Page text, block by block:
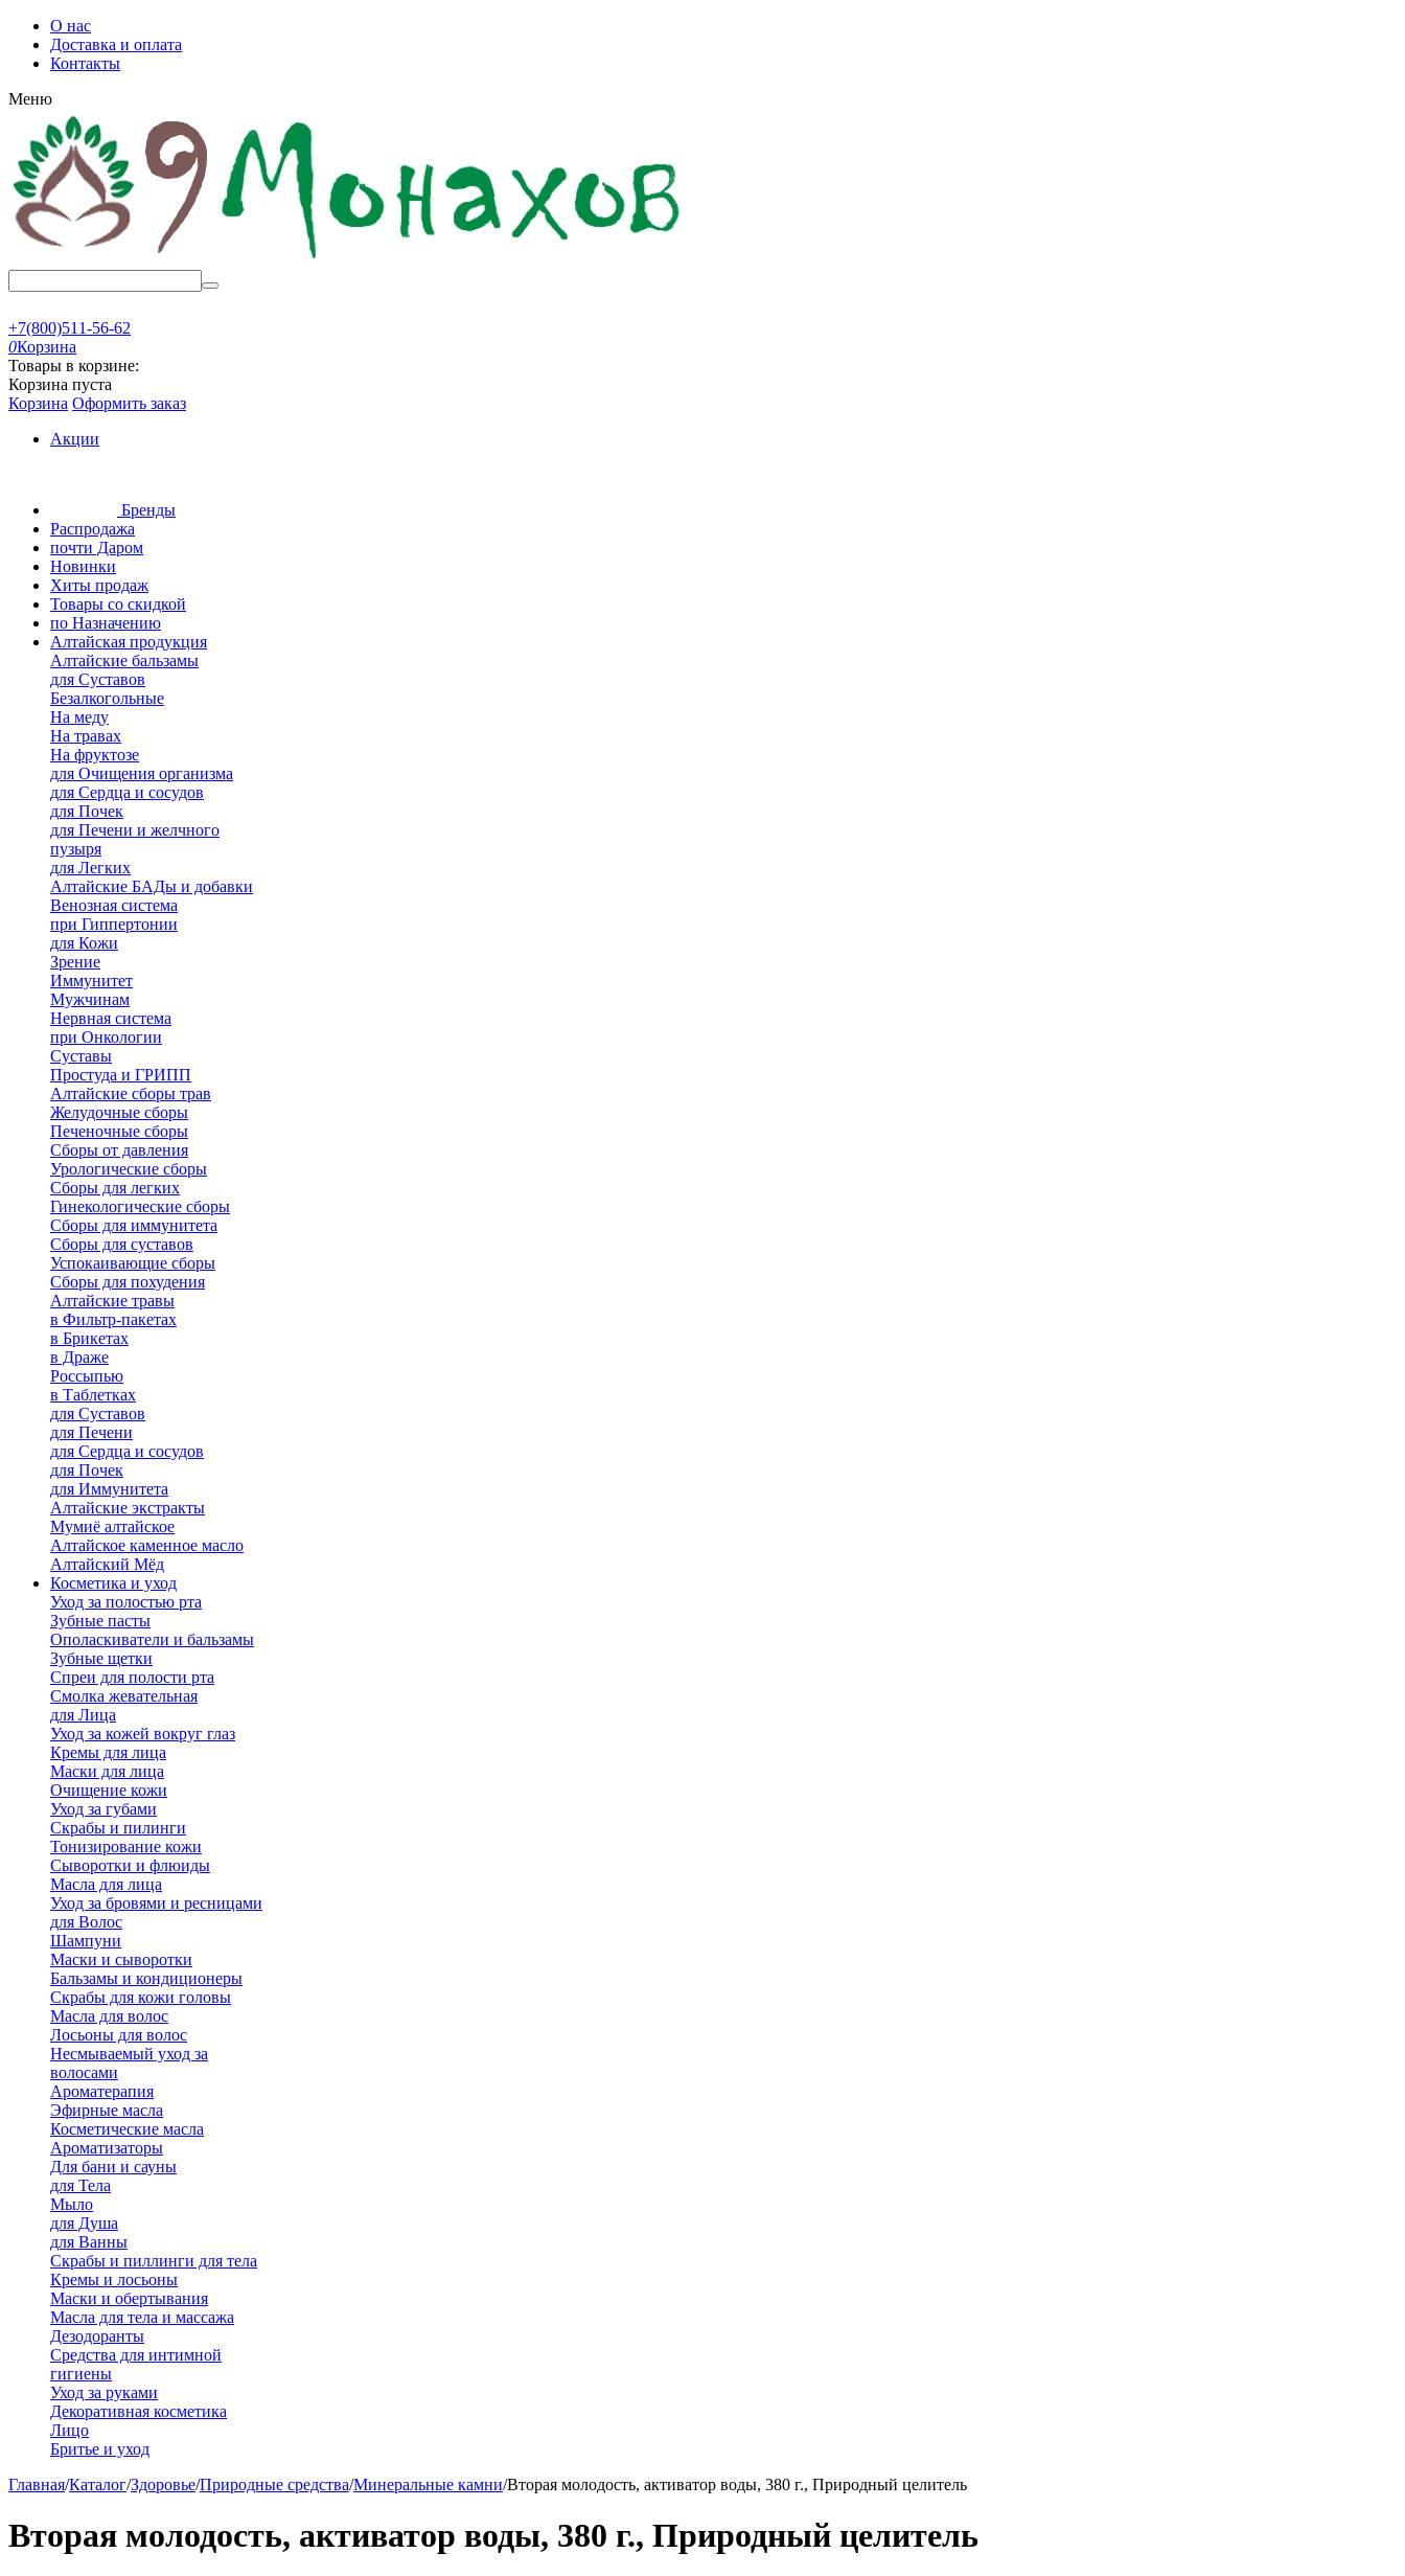
О нас
Доставка и оплата
Контакты
Меню
+7(800)511-56-62
0Корзина
Товары в корзине:
Корзина пуста
Корзина Оформить заказ
Акции
Бренды
Распродажа
почти Даром
Новинки
Хиты продаж
Товары со скидкой
по Назначению
Алтайская продукция
Алтайские бальзамы
для Суставов
Безалкогольные
На меду
На травах
На фруктозе
для Очищения организма
для Сердца и сосудов
для Почек
для Печени и желчного
пузыря
для Легких
Алтайские БАДы и добавки
Венозная система
при Гиппертонии
для Кожи
Зрение
Иммунитет
Мужчинам
Нервная система
при Онкологии
Суставы
Простуда и ГРИПП
Алтайские сборы трав
Желудочные сборы
Печеночные сборы
Сборы от давления
Урологические сборы
Сборы для легких
Гинекологические сборы
Сборы для иммунитета
Сборы для суставов
Успокаивающие сборы
Сборы для похудения
Алтайские травы
в Фильтр-пакетах
в Брикетах
в Драже
Россыпью
в Таблетках
для Cуставов
для Печени
для Сердца и сосудов
для Почек
для Иммунитета
Алтайские экстракты
Мумиё алтайское
Алтайское каменное масло
Алтайский Мёд
Косметика и уход
Уход за полостью рта
Зубные пасты
Ополаскиватели и бальзамы
Зубные щетки
Спреи для полости рта
Смолка жевательная
для Лица
Уход за кожей вокруг глаз
Кремы для лица
Маски для лица
Очищение кожи
Уход за губами
Скрабы и пилинги
Тонизирование кожи
Сыворотки и флюиды
Масла для лица
Уход за бровями и ресницами
для Волос
Шампуни
Маски и сыворотки
Бальзамы и кондиционеры
Скрабы для кожи головы
Масла для волос
Лосьоны для волос
Несмываемый уход за
волосами
Ароматерапия
Эфирные масла
Косметические масла
Ароматизаторы
Для бани и сауны
для Тела
Мыло
для Душа
для Ванны
Скрабы и пиллинги для тела
Кремы и лосьоны
Маски и обертывания
Масла для тела и массажа
Дезодоранты
Средства для интимной
гигиены
Уход за руками
Декоративная косметика
Лицо
Бритье и уход
Главная/Каталог/Здоровье/Природные средства/Минеральные камни/Вторая молодость, активатор воды, 380 г., Природный целитель
Вторая молодость, активатор воды, 380 г., Природный целитель